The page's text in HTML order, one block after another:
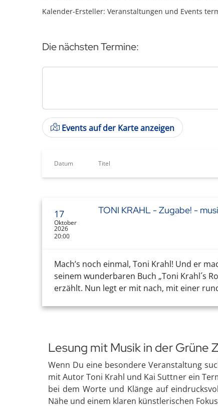
Kalender-Ersteller: Veranstaltungen und Events
Die nächsten Termine:
Events auf der Karte anzeigen
Datum Titel
17
Oktober
2026
20:00
TONI KRAHL - Zugabe! -
Mach’s noch einmal, Toni Krahl! Und er
seinem wunderbaren Buch „Toni Krahl´s
erzählt. Nun legt er mit nach, mit einer
Lesung mit Musik in der Grüne
Wenn Du eine besondere Veranstaltung
mit Autor Toni Krahl und Kai Suttner ein
bei dem Worte und Klänge auf
Nähe und einem klaren künstlerischen